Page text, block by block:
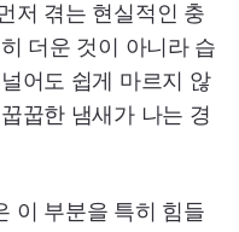
저 겪는 현실적인 충
더운 것이 아니라 습
어도 쉽게 마르지 않
꿉한 냄새가 나는 경
이 부분을 특히 힘들